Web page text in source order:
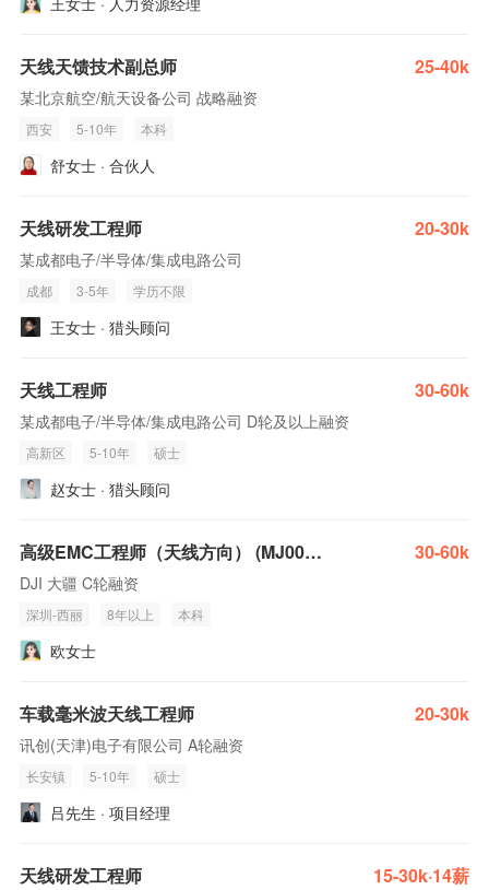
天线天馈技术副总师 25-40k
某北京航空/航天设备公司 战略融资
西安 5-10年 本科
舒女士 · 合伙人
天线研发工程师 20-30k
某成都电子/半导体/集成电路公司
成都 3-5年 学历不限
王女士 · 猎头顾问
天线工程师 30-60k
某成都电子/半导体/集成电路公司 D轮及以上融资
高新区 5-10年 硕士
赵女士 · 猎头顾问
高级EMC工程师（天线方向） (MJ006123) 30-60k
DJI 大疆 C轮融资
深圳-西丽 8年以上 本科
欧女士
车载毫米波天线工程师 20-30k
讯创(天津)电子有限公司 A轮融资
长安镇 5-10年 硕士
吕先生 · 项目经理
天线研发工程师 15-30k·14薪